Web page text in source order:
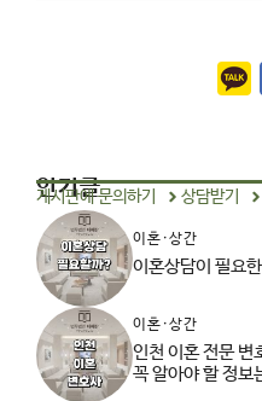
인기글
게시판에 문의하기 상담받기
이혼·상간
이혼상담이 필요
이혼·상간
인천 이혼 전문 변
꼭 알아야 할 정보